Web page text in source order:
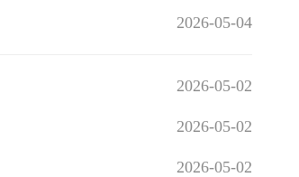
2026-05-04
2026-05-02
2026-05-02
2026-05-02